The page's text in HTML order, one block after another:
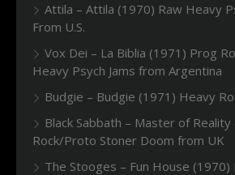
Attila – Attila (1970) Raw Heavy
From U.S.
Vox Dei – La Biblia (1971) Prog
Heavy Psych Jams from Argentina
Budgie – Budgie (1971) Heavy
Black Sabbath – Master of
Rock/Proto Stoner Doom from UK
The Stooges – Fun House (1970)